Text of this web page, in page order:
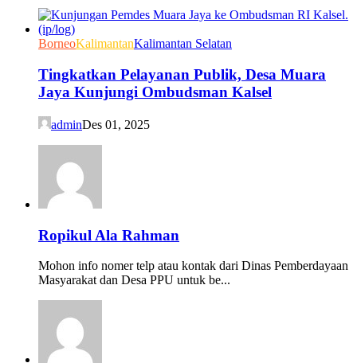
BorneoKalimantanKalimantan Selatan
Tingkatkan Pelayanan Publik, Desa Muara
Jaya Kunjungi Ombudsman Kalsel
adminDes 01, 2025
Ropikul Ala Rahman
Mohon info nomer telp atau kontak dari Dinas Pemberdayaan
Masyarakat dan Desa PPU untuk be...